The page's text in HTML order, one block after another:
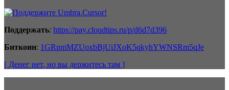
Поддержать: https://pay.cloudtips.ru/p/d6d7d396
Биткоин: 1GRpmMZUoxbBjUiJXoK5qkyhYWNSRm5qJe
[ Денег нет, но вы держитесь там ]